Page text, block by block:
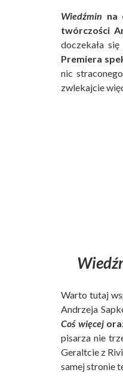
Wiedźmin na
twórczości
doczekała
Premiera
nic
zwlekajcie
Warto tutaj
Andrzeja
Coś więcej
pisarza nie
Geraltcie z
samej stronie